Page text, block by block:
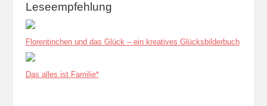
Leseempfehlung
Florentinchen und das Glück – ein kreatives Glücksbilderbuch
Das alles ist Familie*